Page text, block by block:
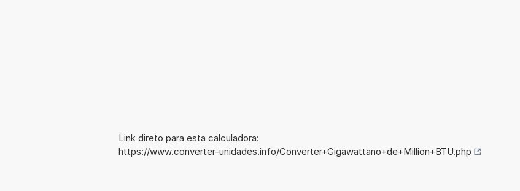
Link direto para esta calculadora:
https://www.converter-unidades.info/Converter+Gigawattano+de+Million+BTU.php